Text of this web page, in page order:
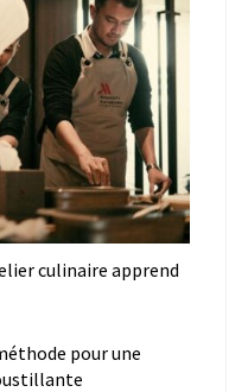
culinaire apprend
pour une